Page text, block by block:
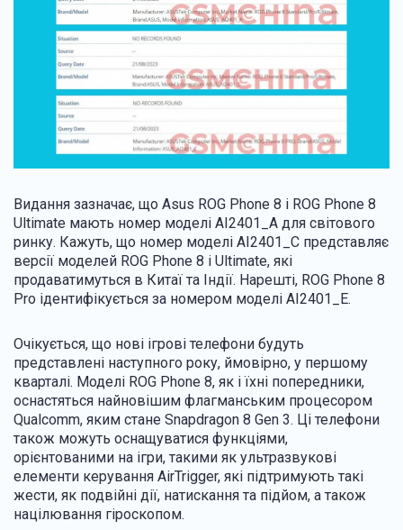
Видання зазначає, що Asus ROG Phone 8 і ROG Phone 8
Ultimate мають номер моделі AI2401_A для світового
ринку. Кажуть, що номер моделі AI2401_C представляє
версії моделей ROG Phone 8 і Ultimate, які
продаватимуться в Китаї та Індії. Нарешті, ROG Phone 8
Pro ідентифікується за номером моделі AI2401_E.
Очікується, що нові ігрові телефони будуть
представлені наступного року, ймовірно, у першому
кварталі. Моделі ROG Phone 8, як і їхні попередники,
оснастяться найновішим флагманським процесором
Qualcomm, яким стане Snapdragon 8 Gen 3. Ці телефони
також можуть оснащуватися функціями,
орієнтованими на ігри, такими як ультразвукові
елементи керування AirTrigger, які підтримують такі
жести, як подвійні дії, натискання та підйом, а також
націлювання гіроскопом.